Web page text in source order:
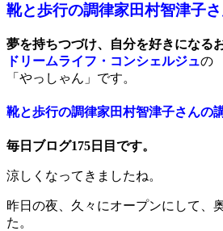
靴と歩行の調律家田村智津子
夢を持ちつづけ、自分を好きになる
ドリームライフ・コンシェルジュの
「やっしゃん」です。
靴と歩行の調律家田村智津子さんの
毎日ブログ175日目です。
涼しくなってきましたね。
昨日の夜、 久々にオープンにして、
た。